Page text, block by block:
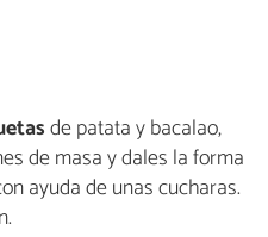
de patata y bacalao,
de masa y dales la forma
ayuda de unas cucharas.